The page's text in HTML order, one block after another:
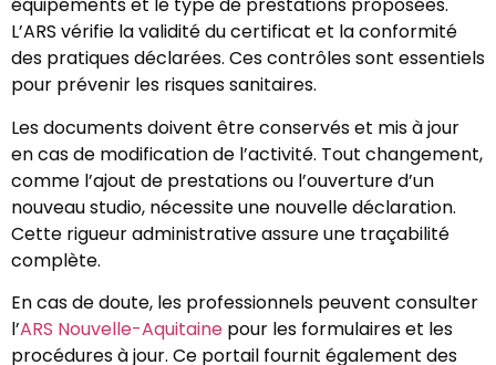
équipements et le type de prestations proposées.
L’ARS vérifie la validité du certificat et la conformité
des pratiques déclarées. Ces contrôles sont essentiels
pour prévenir les risques sanitaires.
Les documents doivent être conservés et mis à jour
en cas de modification de l’activité. Tout changement,
comme l’ajout de prestations ou l’ouverture d’un
nouveau studio, nécessite une nouvelle déclaration.
Cette rigueur administrative assure une traçabilité
complète.
En cas de doute, les professionnels peuvent consulter
l’ARS Nouvelle-Aquitaine pour les formulaires et les
procédures à jour. Ce portail fournit également des